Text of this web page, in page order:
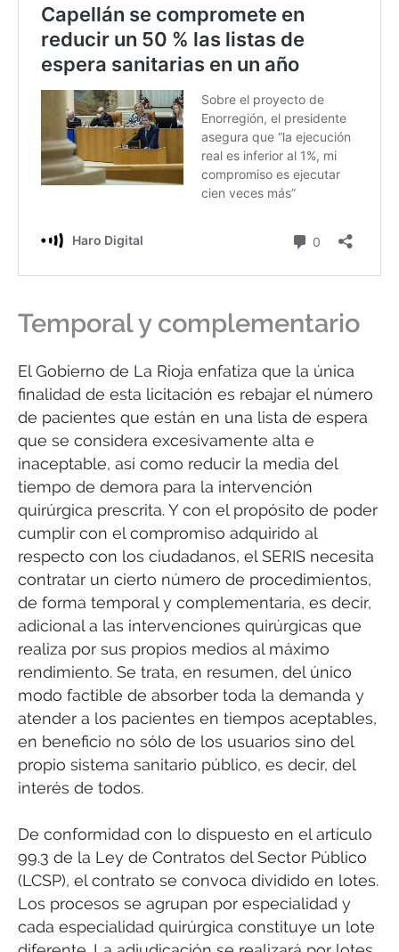
Temporal y complementario
El Gobierno de La Rioja enfatiza que la única
finalidad de esta licitación es rebajar el número
de pacientes que están en una lista de espera
que se considera excesivamente alta e
inaceptable, así como reducir la media del
tiempo de demora para la intervención
quirúrgica prescrita. Y con el propósito de poder
cumplir con el compromiso adquirido al
respecto con los ciudadanos, el SERIS necesita
contratar un cierto número de procedimientos,
de forma temporal y complementaria, es decir,
adicional a las intervenciones quirúrgicas que
realiza por sus propios medios al máximo
rendimiento. Se trata, en resumen, del único
modo factible de absorber toda la demanda y
atender a los pacientes en tiempos aceptables,
en beneficio no sólo de los usuarios sino del
propio sistema sanitario público, es decir, del
interés de todos.
De conformidad con lo dispuesto en el artículo
99.3 de la Ley de Contratos del Sector Público
(LCSP), el contrato se convoca dividido en lotes.
Los procesos se agrupan por especialidad y
cada especialidad quirúrgica constituye un lote